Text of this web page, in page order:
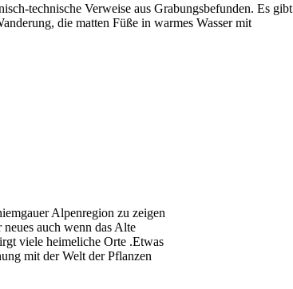
technische Verweise aus Grabungsbefunden. Es gibt
die matten Füße in warmes Wasser mit
Alpenregion zu zeigen
auch wenn das Alte
viele heimeliche Orte .Etwas
mit der Welt der Pflanzen